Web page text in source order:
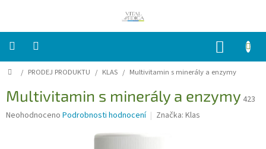
PRODEJ
Indikace-
Domů
/ PRODEJ PRODUKTU / KLAS / Multivitamin s minerály a enzymy
Multivitamin s minerály a enzymy 423
Průměrné
Neohodnoceno Podrobnosti hodnocení Značka: Klas